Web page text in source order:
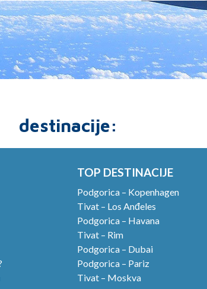
destinacije:
TOP DESTINACIJE
Podgorica – Kopenhagen
Tivat – Los Anđeles
Podgorica – Havana
Tivat – Rim
Podgorica – Dubai
Podgorica – Pariz
Tivat – Moskva